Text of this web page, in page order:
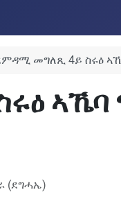
መግለጺ 4ይ ስሩዕ
ኣኼባ
(ደግሓኤ)